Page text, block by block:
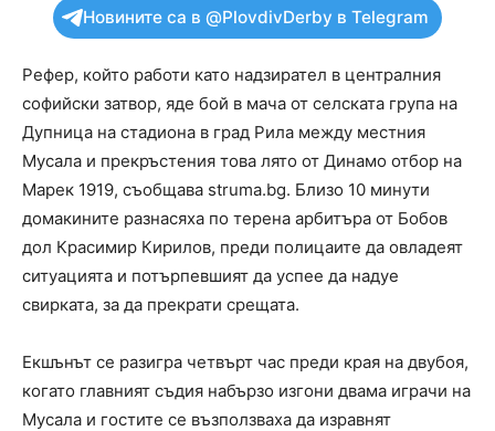
Новините са в @PlovdivDerby в Telegram
Рефер, който работи като надзирател в централния
софийски затвор, яде бой в мача от селската група на
Дупница на стадиона в град Рила между местния
Мусала и прекръстения това лято от Динамо отбор на
Марек 1919, съобщава struma.bg. Близо 10 минути
домакините разнасяха по терена арбитъра от Бобов
дол Красимир Кирилов, преди полицаите да овладеят
ситуацията и потърпевшият да успее да надуе
свирката, за да прекрати срещата.
Екшънът се разигра четвърт час преди края на двубоя,
когато главният съдия набързо изгони двама играчи на
Мусала и гостите се възползваха да изравнят